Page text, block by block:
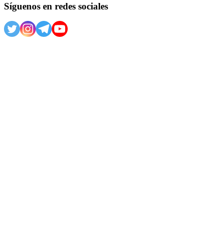
Síguenos en redes sociales